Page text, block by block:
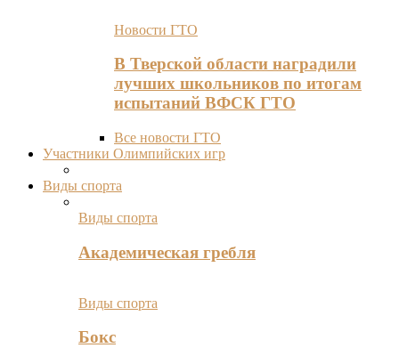
Новости ГТО
В Тверской области наградили
лучших школьников по итогам
испытаний ВФСК ГТО
Все новости ГТО
Участники Олимпийских игр
Виды спорта
Виды спорта
Академическая гребля
Виды спорта
Бокс